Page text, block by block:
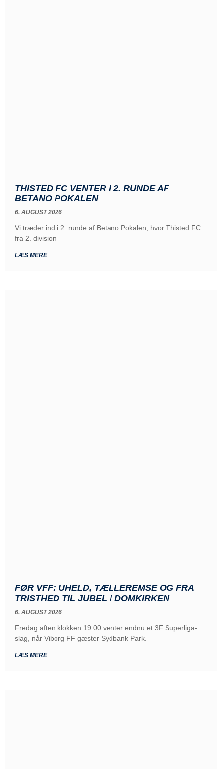
THISTED FC VENTER I 2. RUNDE AF
BETANO POKALEN
6. AUGUST 2026
Vi træder ind i 2. runde af Betano Pokalen, hvor Thisted FC
fra 2. division
LÆS MERE
FØR VFF: UHELD, TÆLLEREMSE OG FRA
TRISTHED TIL JUBEL I DOMKIRKEN
6. AUGUST 2026
Fredag aften klokken 19.00 venter endnu et 3F Superliga-
slag, når Viborg FF gæster Sydbank Park.
LÆS MERE